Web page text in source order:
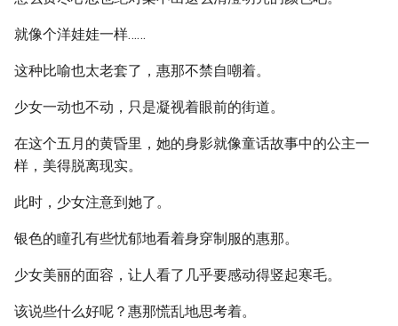
就像个洋娃娃一样……
这种比喻也太老套了，惠那不禁自嘲着。
少女一动也不动，只是凝视着眼前的街道。
在这个五月的黄昏里，她的身影就像童话故事中的公主一
样，美得脱离现实。
此时，少女注意到她了。
银色的瞳孔有些忧郁地看着身穿制服的惠那。
少女美丽的面容，让人看了几乎要感动得竖起寒毛。
该说些什么好呢？惠那慌乱地思考着。